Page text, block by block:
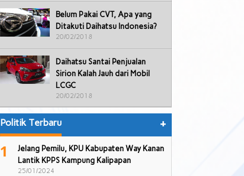
Belum Pakai CVT, Apa yang
Ditakuti Daihatsu Indonesia?
20/02/2018
Daihatsu Santai Penjualan
Sirion Kalah Jauh dari Mobil
LCGC
20/02/2018
Politik Terbaru +
1
Jelang Pemilu, KPU Kabupaten Way Kanan
Lantik KPPS Kampung Kalipapan
25/01/2024